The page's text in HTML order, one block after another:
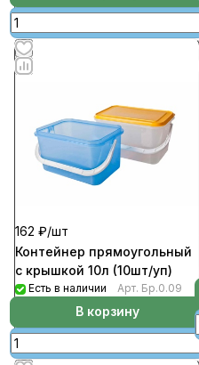
162 ₽/шт
Контейнер прямоугольный
с крышкой 10л (10шт/уп)
Есть в наличии Арт. Бр.0.09
В корзину